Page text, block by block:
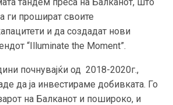
прошират своите
и да создадат нови
“Illuminate the Moment”.
почнувајќи од 2018-2020г.,
да ја инвестираме добивката. Го
на Балканот и пошироко, и